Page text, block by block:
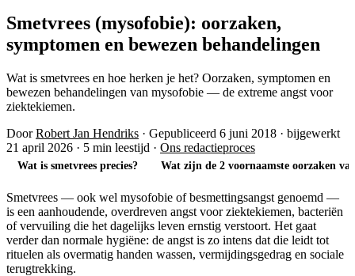
Smetvrees (mysofobie): oorzaken,
symptomen en bewezen behandelingen
Wat is smetvrees en hoe herken je het? Oorzaken, symptomen en
bewezen behandelingen van mysofobie — de extreme angst voor
ziektekiemen.
DoorRobert Jan Hendriks · Gepubliceerd 6 juni 2018 · bijgewerkt
21 april 2026 · 5 min leestijd · Ons redactieproces
Wat is smetvrees precies? Wat zijn de 2 voornaamste oorzaken
Smetvrees — ook wel mysofobie of besmettingsangst genoemd —
is een aanhoudende, overdreven angst voor ziektekiemen, bacteriën
of vervuiling die het dagelijks leven ernstig verstoort. Het gaat
verder dan normale hygiëne: de angst is zo intens dat die leidt tot
rituelen als overmatig handen wassen, vermijdingsgedrag en sociale
terugtrekking.